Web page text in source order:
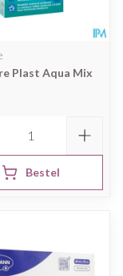
Plast Aqua Mix
Bestel